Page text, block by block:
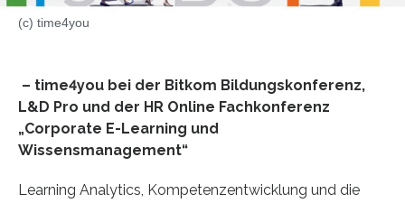
(c) time4you
– time4you bei der Bitkom Bildungskonferenz,
L&D Pro und der HR Online Fachkonferenz
„Corporate E-Learning und
Wissensmanagement“
Learning Analytics, Kompetenzentwicklung und die